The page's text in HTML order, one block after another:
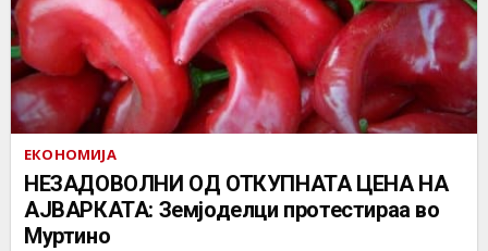
ЕКОНОМИЈА
НЕЗАДОВОЛНИ ОД ОТКУПНАТА ЦЕНА НА
АЈВАРКАТА: Земјоделци протестираа во
Муртино